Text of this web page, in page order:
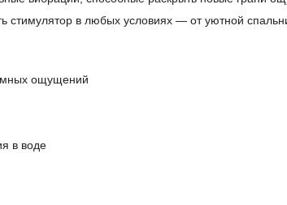
стимулятор в любых условиях — от уютной
ощущений
в воде